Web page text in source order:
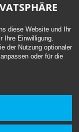
Please do
diese Website und Ihr
Ihre Einwilligung.
der Nutzung optionaler
oder für die